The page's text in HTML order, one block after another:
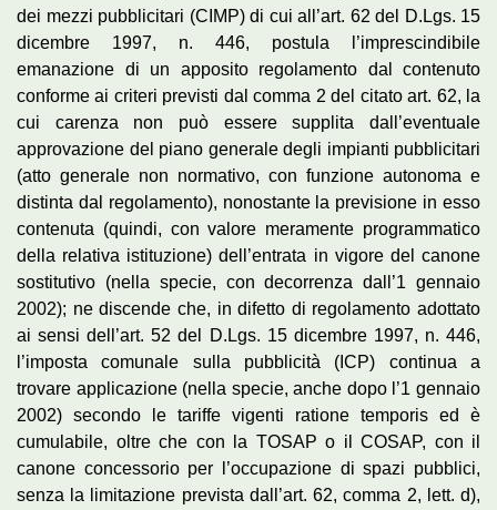
dei mezzi pubblicitari (CIMP) di cui all’art. 62 del D.Lgs. 15
dicembre 1997, n. 446, postula l’imprescindibile
emanazione di un apposito regolamento dal contenuto
conforme ai criteri previsti dal comma 2 del citato art. 62, la
cui carenza non può essere supplita dall’eventuale
approvazione del piano generale degli impianti pubblicitari
(atto generale non normativo, con funzione autonoma e
distinta dal regolamento), nonostante la previsione in esso
contenuta (quindi, con valore meramente programmatico
della relativa istituzione) dell’entrata in vigore del canone
sostitutivo (nella specie, con decorrenza dall’1 gennaio
2002); ne discende che, in difetto di regolamento adottato
ai sensi dell’art. 52 del D.Lgs. 15 dicembre 1997, n. 446,
l’imposta comunale sulla pubblicità (ICP) continua a
trovare applicazione (nella specie, anche dopo l’1 gennaio
2002) secondo le tariffe vigenti ratione temporis ed è
cumulabile, oltre che con la TOSAP o il COSAP, con il
canone concessorio per l’occupazione di spazi pubblici,
senza la limitazione prevista dall’art. 62, comma 2, lett. d),